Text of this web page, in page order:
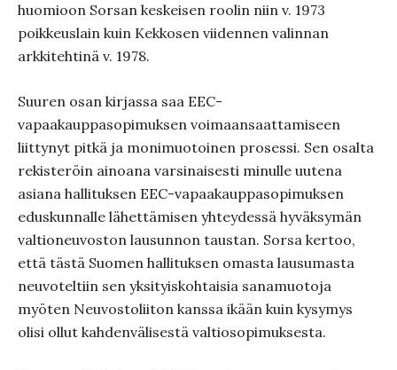
huomioon Sorsan keskeisen roolin niin v. 1973
poikkeuslain kuin Kekkosen viidennen valinnan
arkkitehtinä v. 1978.
Suuren osan kirjassa saa EEC-
vapaakauppasopimuksen voimaansaattamiseen
liittynyt pitkä ja monimuotoinen prosessi. Sen osalta
rekisteröin ainoana varsinaisesti minulle uutena
asiana hallituksen EEC-vapaakauppasopimuksen
eduskunnalle lähettämisen yhteydessä hyväksymän
valtioneuvoston lausunnon taustan. Sorsa kertoo,
että tästä Suomen hallituksen omasta lausumasta
neuvoteltiin sen yksityiskohtaisia sanamuotoja
myöten Neuvostoliiton kanssa ikään kuin kysymys
olisi ollut kahdenvälisestä valtiosopimuksesta.